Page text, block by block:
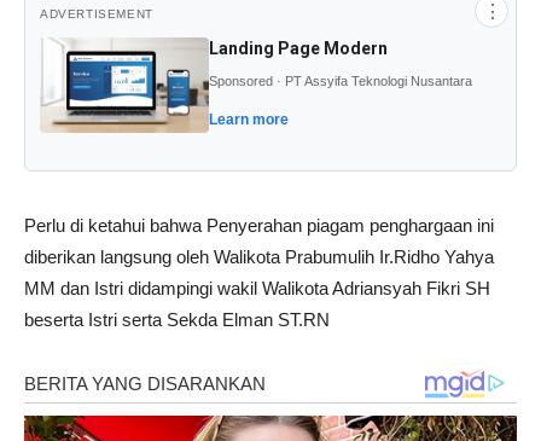
ADVERTISEMENT ⋮
Landing Page Modern
Sponsored · PT Assyifa Teknologi Nusantara
Learn more
Perlu di ketahui bahwa Penyerahan piagam penghargaan ini
diberikan langsung oleh Walikota Prabumulih Ir.Ridho Yahya
MM dan Istri didampingi wakil Walikota Adriansyah Fikri SH
beserta Istri serta Sekda Elman ST.RN